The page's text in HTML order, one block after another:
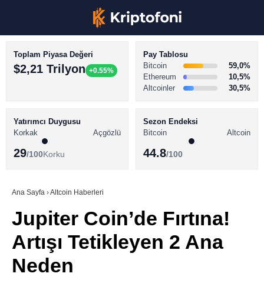
Youtube
TikTok
BİTCOİN HABERLERİ
ALTCOİN HABERLERİ
SÖZLÜK
Toplam Piyasa Değeri
$2,21 Trilyon +0.55%
Pay Tablosu
Bitcoin
59,0%
Ethereum
10,5%
Altcoinler
30,5%
Yatırımcı Duygusu
Korkak
Açgözlü
29/100Korku
Sezon Endeksi
Bitcoin
Altcoin
44.8/100
Ana Sayfa ›Altcoin Haberleri
Jupiter Coin’de Fırtına!
Artışı Tetikleyen 2 Ana
Neden